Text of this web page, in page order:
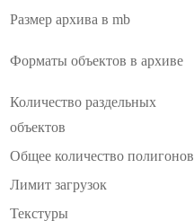
Размер архива в mb
Форматы объектов в архиве
Количество раздельных
объектов
Общее количество полигонов
Лимит загрузок
Текстуры